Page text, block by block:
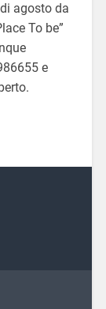
agosto da
To be”
e